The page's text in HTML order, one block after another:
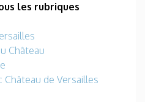
les rubriques
Château
de Versailles